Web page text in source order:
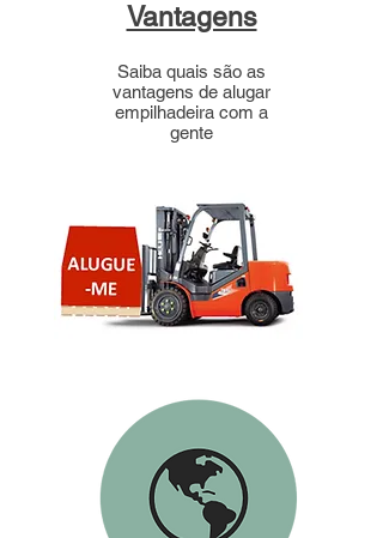
Vantagens
Saiba quais são as
vantagens de alugar
empilhadeira com a
gente